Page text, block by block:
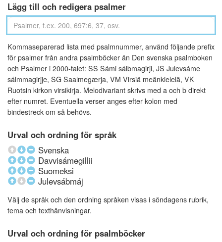
Lägg till och redigera psalmer
Kommaseparerad lista med psalmnummer, använd följande prefix
för psalmer från andra psalmböcker än Den svenska psalmboken
och Psalmer i 2000-talet: SS Sámi sálbmagirji, JS Julevsáme
sálmmagirjje, SG Saalmegærja, VM Virsiä meänkielelä, VK
Ruotsin kirkon virsikirja. Melodivariant skrivs med a och b direkt
efter numret. Eventuella verser anges efter kolon med
bindestreck om så behövs.
Urval och ordning för språk
Svenska
Davvisámegillii
Suomeksi
Julevsábmáj
Välj de språk och den ordning språken visas i söndagens rubrik,
tema och texthänvisningar.
Urval och ordning för psalmböcker